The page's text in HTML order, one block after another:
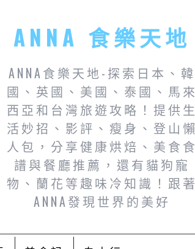
ANNA 食樂天地
ANNA食樂天地-探索日本、韓
國、英國、美國、泰國、馬來
西亞和台灣旅遊攻略！提供生
活妙招、影評、瘦身、登山懶
人包，分享健康烘焙、美食食
譜與餐廳推薦，還有貓狗寵
物、蘭花等趣味冷知識！跟著
ANNA發現世界的美好